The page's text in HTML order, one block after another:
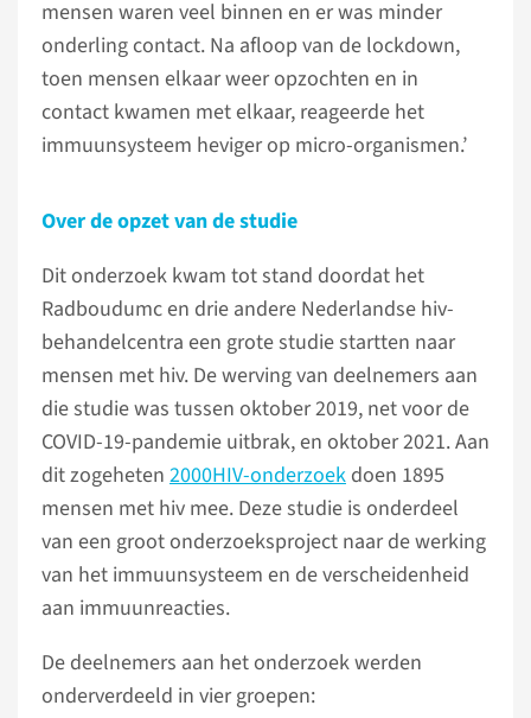
mensen waren veel binnen en er was minder
onderling contact. Na afloop van de lockdown,
toen mensen elkaar weer opzochten en in
contact kwamen met elkaar, reageerde het
immuunsysteem heviger op micro-organismen.’
Over de opzet van de studie
Dit onderzoek kwam tot stand doordat het
Radboudumc en drie andere Nederlandse hiv-
behandelcentra een grote studie startten naar
mensen met hiv. De werving van deelnemers aan
die studie was tussen oktober 2019, net voor de
COVID-19-pandemie uitbrak, en oktober 2021. Aan
dit zogeheten 2000HIV-onderzoek doen 1895
mensen met hiv mee. Deze studie is onderdeel
van een groot onderzoeksproject naar de werking
van het immuunsysteem en de verscheidenheid
aan immuunreacties.
De deelnemers aan het onderzoek werden
onderverdeeld in vier groepen: